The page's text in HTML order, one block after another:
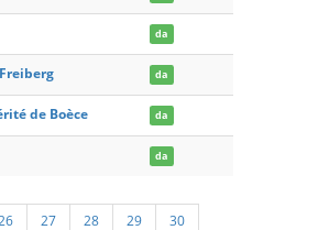
da
da
de Boèce da
da
26 27 28 29
30